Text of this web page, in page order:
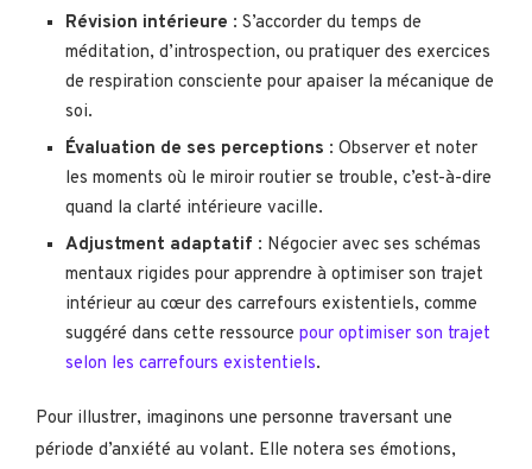
Révision intérieure : S’accorder du temps de
méditation, d’introspection, ou pratiquer des exercices
de respiration consciente pour apaiser la mécanique de
soi.
Évaluation de ses perceptions : Observer et noter
les moments où le miroir routier se trouble, c’est-à-dire
quand la clarté intérieure vacille.
Adjustment adaptatif : Négocier avec ses schémas
mentaux rigides pour apprendre à optimiser son trajet
intérieur au cœur des carrefours existentiels, comme
suggéré dans cette ressource pour optimiser son trajet
selon les carrefours existentiels.
Pour illustrer, imaginons une personne traversant une
période d’anxiété au volant. Elle notera ses émotions,